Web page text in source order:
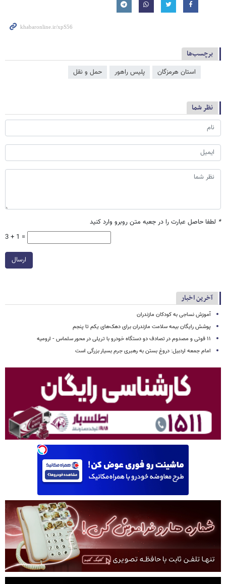
برچسب‌ها
استان هرمزگان پلیس راهور حمل و نقل
نظر شما
* لطفا حاصل عبارت را در جعبه متن روبرو وارد کنید
3 + 1 =
ارسال
آخرین اخبار
آموزش نساجی به کودکان مازندران
پوشش رایگان بیمه سلامت مازندران برای دهک‌های یکم تا پنجم
۱۱ فوتی و مصدوم در تصادف دو دستگاه خودرو با تریلی در محور سلماس - ارومیه
امام جمعه اردبیل: دروغ بستن به رهبری جرم بسیار بزرگی است